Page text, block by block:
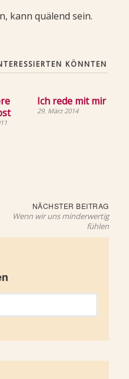
kann quälend sein.
KÖNNTEN
Ich rede mit mir
29. März 2014
NÄCHSTER BEITRAG
Wenn wir uns minderwertig
fühlen